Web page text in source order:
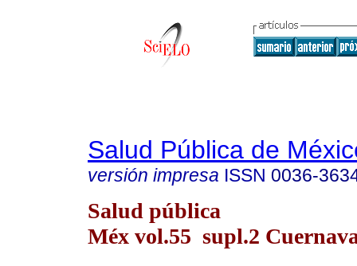
Salud Pública de
versión impresa ISSN 0036-
Salud pública
Méx vol.55 supl.2